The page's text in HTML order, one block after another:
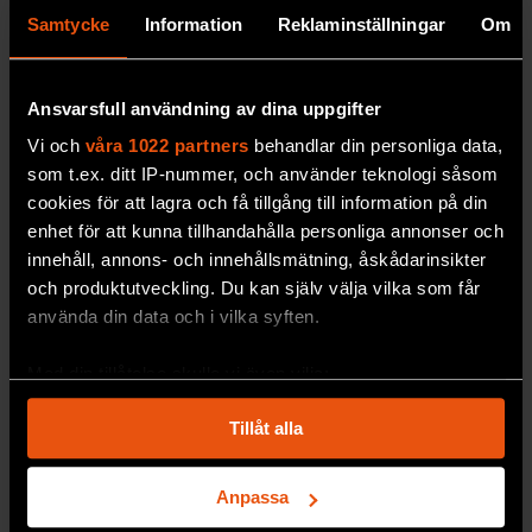
Samtycke Information Reklaminställningar Om
Ansvarsfull användning av dina uppgifter
Vi och våra 1022 partners behandlar din personliga data,
som t.ex. ditt IP-nummer, och använder teknologi såsom
cookies för att lagra och få tillgång till information på din
enhet för att kunna tillhandahålla personliga annonser och
innehåll, annons- och innehållsmätning, åskådarinsikter
och produktutveckling. Du kan själv välja vilka som får
använda din data och i vilka syften.
som kan ha en noggrannhet på upp till flera meter
Identifiera din enhet genom att aktivt skanna den
för specifika kännetecken (fingeravtryck)
Ta reda på mer om hur dina personliga uppgifter
Tillåt alla
Anpassa
Historiska myter krossas
OK, det harkommit flera böcker på detta tema på
senare år – om så kallade faktoider, det vill säga
försanthållna felaktigheter.